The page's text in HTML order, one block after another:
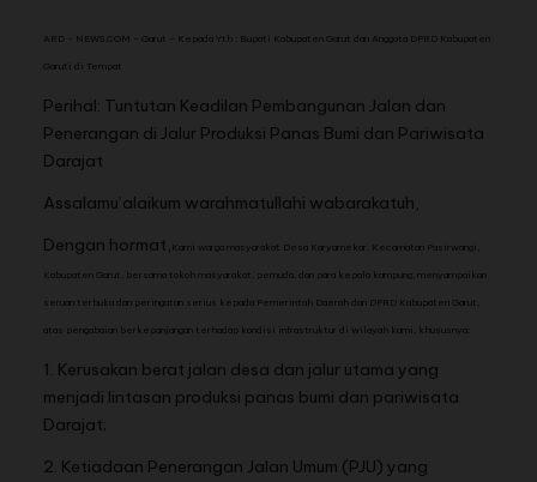
ARD – NEWS.COM – Garut – Kepada Yth : Bupati Kabupaten Garut dan Anggota DPRD Kabupaten
Garut i di Tempat
Perihal: Tuntutan Keadilan Pembangunan Jalan dan
Penerangan di Jalur Produksi Panas Bumi dan Pariwisata
Darajat
Assalamu’alaikum warahmatullahi wabarakatuh,
Dengan hormat, Kami warga masyarakat Desa Karyamekar, Kecamatan Pasirwangi,
Kabupaten Garut, bersama tokoh masyarakat, pemuda, dan para kepala kampung, menyampaikan
seruan terbuka dan peringatan serius kepada Pemerintah Daerah dan DPRD Kabupaten Garut,
atas pengabaian berkepanjangan terhadap kondisi infrastruktur di wilayah kami, khususnya:
1. Kerusakan berat jalan desa dan jalur utama yang
menjadi lintasan produksi panas bumi dan pariwisata
Darajat;
2. Ketiadaan Penerangan Jalan Umum (PJU) yang